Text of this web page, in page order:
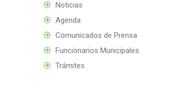
Noticias
Agenda
Comunicados de Prensa
Funcionarios Municipales
Trámites